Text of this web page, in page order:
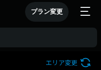
プラン変更
エリア変更